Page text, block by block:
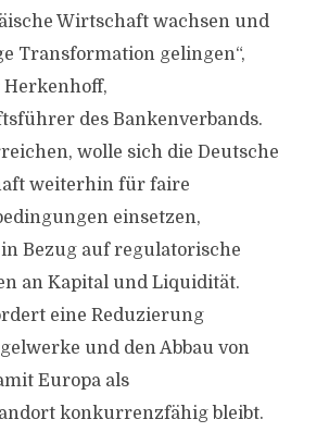
Wirtschaft wachsen und
Transformation gelingen“,
Herkenhoff,
des Bankenverbands.
wolle sich die Deutsche
weiterhin für faire
einsetzen,
Bezug auf regulatorische
an Kapital und Liquidität.
eine Reduzierung
und den Abbau von
Europa als
konkurrenzfähig bleibt.